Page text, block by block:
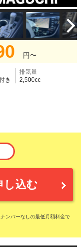
円〜
き
排気量
2,500cc
し込む
ンバーなしの最低月額料金で